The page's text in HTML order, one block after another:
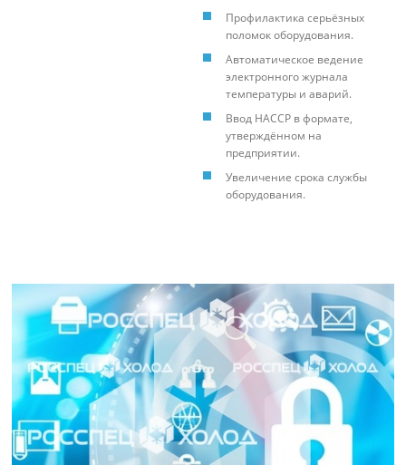
Профилактика серьёзных
поломок оборудования.
Автоматическое ведение
электронного журнала
температуры и аварий.
Ввод HACCP в формате,
утверждённом на
предприятии.
Увеличение срока службы
оборудования.